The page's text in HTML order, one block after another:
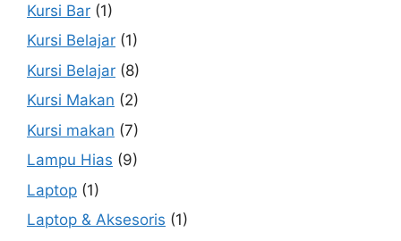
Kursi Bar (1)
Kursi Belajar (1)
Kursi Belajar (8)
Kursi Makan (2)
Kursi makan (7)
Lampu Hias (9)
Laptop (1)
Laptop & Aksesoris (1)